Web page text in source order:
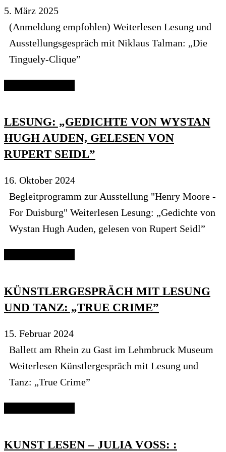
5. März 2025
(Anmeldung empfohlen) Weiterlesen Lesung und
Ausstellungsgespräch mit Niklaus Talman: „Die
Tinguely-Clique”
LESUNG: „GEDICHTE VON WYSTAN
HUGH AUDEN, GELESEN VON
RUPERT SEIDL”
16. Oktober 2024
Begleitprogramm zur Ausstellung "Henry Moore -
For Duisburg" Weiterlesen Lesung: „Gedichte von
Wystan Hugh Auden, gelesen von Rupert Seidl”
KÜNSTLERGESPRÄCH MIT LESUNG
UND TANZ: „TRUE CRIME”
15. Februar 2024
Ballett am Rhein zu Gast im Lehmbruck Museum
Weiterlesen Künstlergespräch mit Lesung und
Tanz: „True Crime”
KUNST LESEN – JULIA VOSS: :